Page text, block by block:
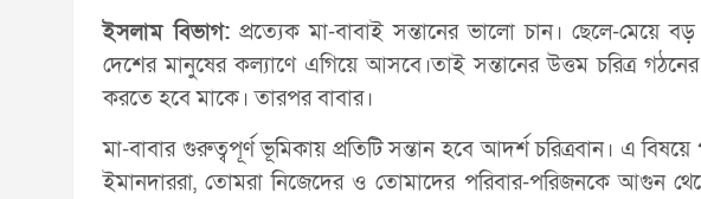
ইসলাম বিভাগ: প্রত্যেক মা-বাবাই সন্তানের ভালো চান। ছেলে-মেয়ে
দেশের মানুষের কল্যাণে এগিয়ে আসবে।তাই সন্তানের উত্তম চরিত্র
করতে হবে মাকে। তারপর বাবার।
মা-বাবার গুরুত্বপূর্ণ ভূমিকায় প্রতিটি সন্তান হবে আদর্শ চরিত্রবান। এ
ইমানদাররা, তোমরা নিজেদের ও তোমাদের পরিবার-পরিজনকে আগুন